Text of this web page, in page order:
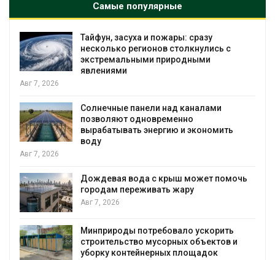
Самые популярные
Тайфун, засуха и пожары: сразу
несколько регионов столкнулись с
экстремальными природными
явлениями
Авг 7, 2026
Солнечные панели над каналами
позволяют одновременно
вырабатывать энергию и экономить
воду
Авг 7, 2026
Дождевая вода с крыш может помочь
городам переживать жару
Авг 7, 2026
Минприроды потребовало ускорить
строительство мусорных объектов и
уборку контейнерных площадок